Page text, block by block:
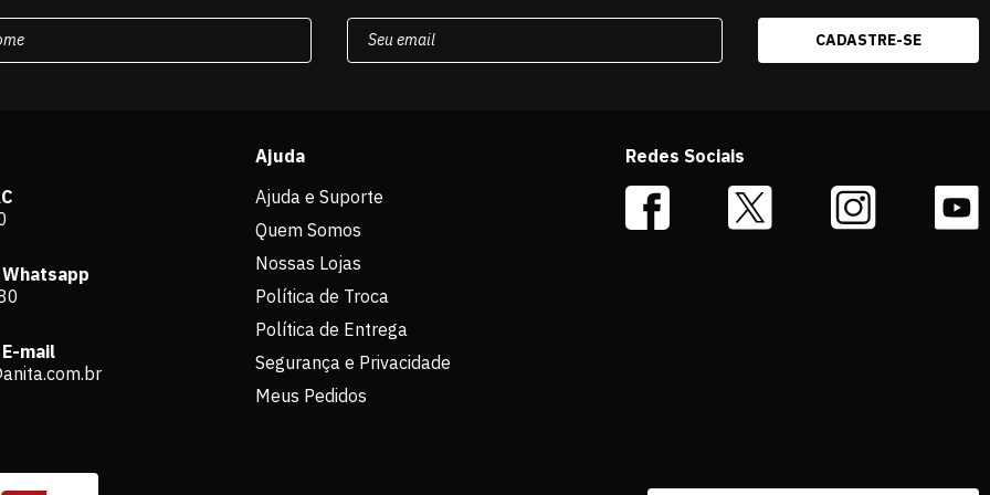
mail
Ajuda
Ajuda e Suporte
Quem Somos
Nossas Lojas
Política de Troca
Política de Entrega
Segurança e Privacidade
Meus Pedidos
Redes Sociais